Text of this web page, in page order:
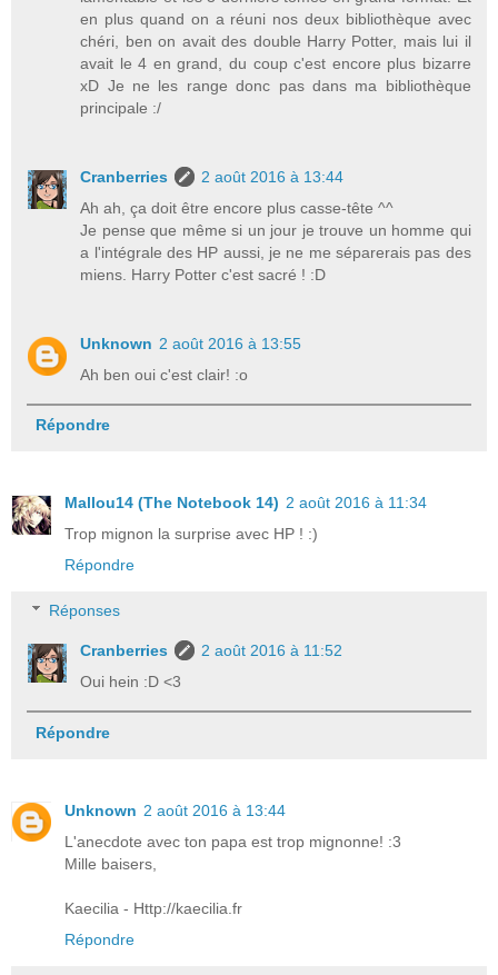
en plus quand on a réuni nos deux bibliothèque avec
chéri, ben on avait des double Harry Potter, mais lui il
avait le 4 en grand, du coup c'est encore plus bizarre
xD Je ne les range donc pas dans ma bibliothèque
principale :/
Cranberries
2 août 2016 à 13:44
Ah ah, ça doit être encore plus casse-tête ^^
Je pense que même si un jour je trouve un homme qui
a l'intégrale des HP aussi, je ne me séparerais pas des
miens. Harry Potter c'est sacré ! :D
Unknown 2 août 2016 à 13:55
Ah ben oui c'est clair! :o
Répondre
Mallou14 (The Notebook 14) 2 août 2016 à 11:34
Trop mignon la surprise avec HP ! :)
Répondre
Réponses
Cranberries
2 août 2016 à 11:52
Oui hein :D <3
Répondre
Unknown 2 août 2016 à 13:44
L'anecdote avec ton papa est trop mignonne! :3
Mille baisers,
Kaecilia - Http://kaecilia.fr
Répondre